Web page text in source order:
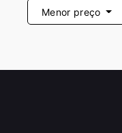
Menor preço